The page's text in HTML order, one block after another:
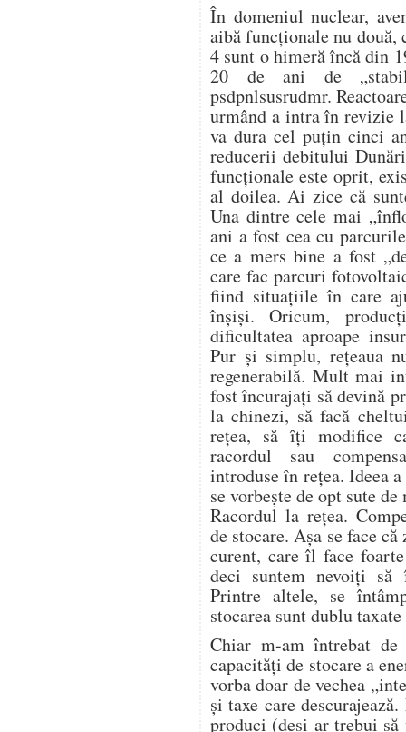
În domeniul nuclear,
aibă funcționale nu două,
4 sunt o himeră încă din
20 de ani de
psdpnlsusrudmr.
urmând a intra în revizie
va dura cel puțin cinci
reducerii debitului
funcționale este oprit,
al doilea. Ai zice că
Una dintre cele mai
ani a fost cea cu
ce a mers bine a fost
care fac parcuri
fiind situațiile în care
înșiși. Oricum,
dificultatea aproape
Pur și simplu, rețeaua
regenerabilă. Mult mai
fost încurajați să devină
la chinezi, să facă
rețea, să îți modifice
racordul sau
introduse în rețea. Ideea
se vorbește de opt sute
Racordul la rețea.
de stocare. Așa se face
curent, care îl face
deci suntem nevoiți să
Printre altele, se
stocarea sunt dublu
Chiar m-am întrebat
capacități de stocare a
vorba doar de vechea
și taxe care
produci (deși ar trebui